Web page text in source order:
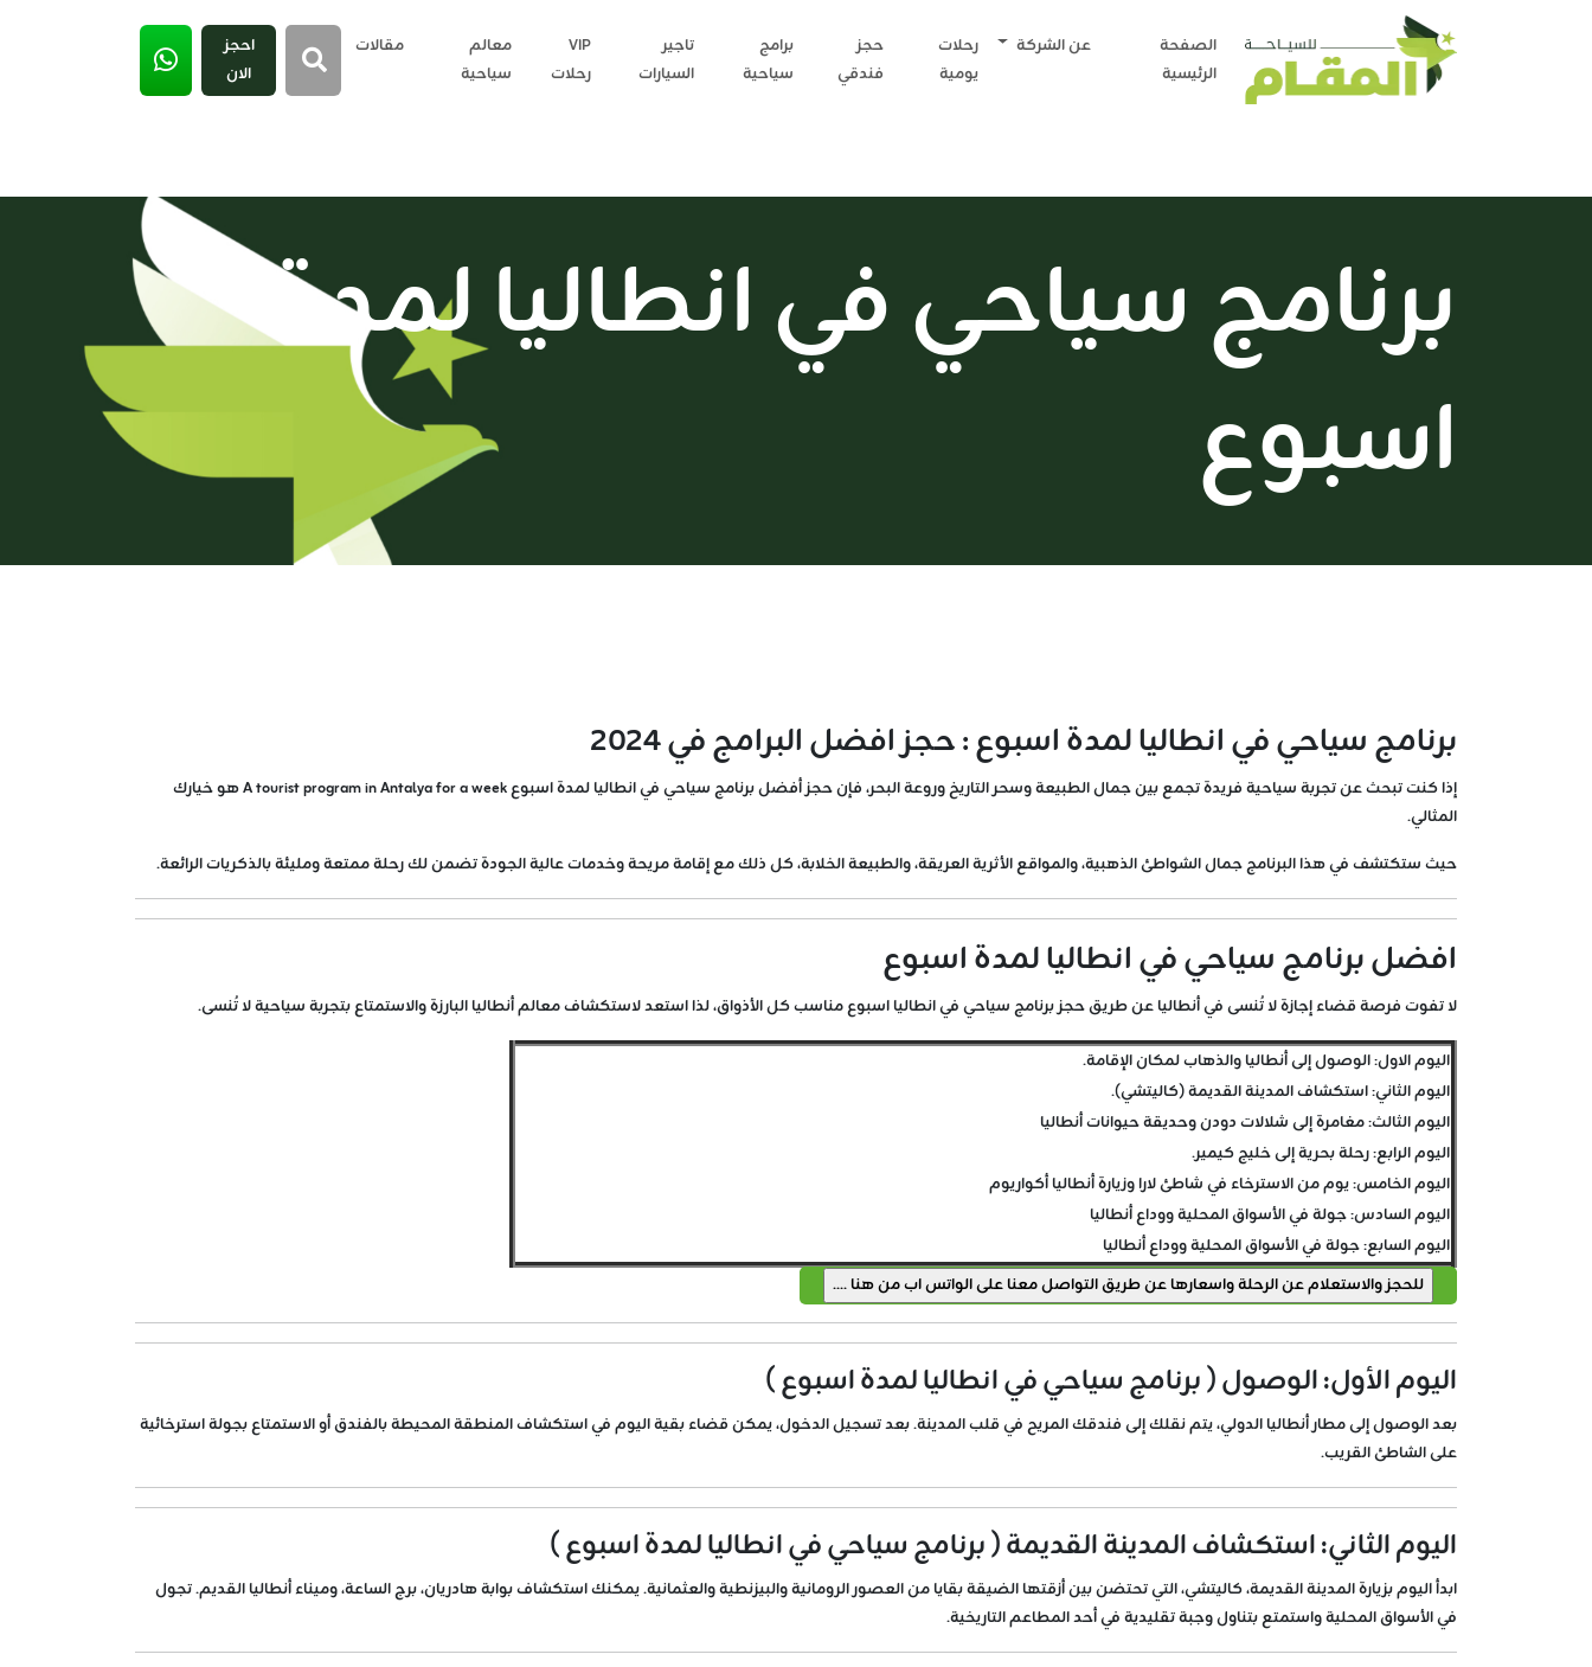
الصفحة
الرئيسية
عن الشركة
رحلات
يومية
حجز
فندقي
برامج
سياحية
تاجير
السيارات
VIP
رحلات
معالم
سياحية
مقالات
احجز
الان
برنامج سياحي في انطاليا لمدة
اسبوع
برنامج سياحي في انطاليا لمدة اسبوع : حجز افضل البرامج في 2024
إذا كنت تبحث عن تجربة سياحية فريدة تجمع بين جمال الطبيعة وسحر التاريخ وروعة البحر، فإن حجز أفضل برنامج سياحي في انطاليا لمدة اسبوع A tourist program in Antalya for a week هو خيارك
المثالي.
حيث ستكتشف في هذا البرنامج جمال الشواطئ الذهبية، والمواقع الأثرية العريقة، والطبيعة الخلابة، كل ذلك مع إقامة مريحة وخدمات عالية الجودة تضمن لك رحلة ممتعة ومليئة بالذكريات الرائعة.
افضل برنامج سياحي في انطاليا لمدة اسبوع
لا تفوت فرصة قضاء إجازة لا تُنسى في أنطاليا عن طريق حجز برنامج سياحي في انطاليا اسبوع مناسب كل الأذواق، لذا استعد لاستكشاف معالم أنطاليا البارزة والاستمتاع بتجربة سياحية لا تُنسى.
اليوم الاول: الوصول إلى أنطاليا والذهاب لمكان الإقامة.
اليوم الثاني: استكشاف المدينة القديمة (كاليتشي).
اليوم الثالث: مغامرة إلى شلالات دودن وحديقة حيوانات أنطاليا
اليوم الرابع: رحلة بحرية إلى خليج كيمير.
اليوم الخامس: يوم من الاسترخاء في شاطئ لارا وزيارة أنطاليا أكواريوم
اليوم السادس: جولة في الأسواق المحلية ووداع أنطاليا
اليوم السابع: جولة في الأسواق المحلية ووداع أنطاليا
اليوم الأول: الوصول ( برنامج سياحي في انطاليا لمدة اسبوع )
بعد الوصول إلى مطار أنطاليا الدولي، يتم نقلك إلى فندقك المريح في قلب المدينة. بعد تسجيل الدخول، يمكن قضاء بقية اليوم في استكشاف المنطقة المحيطة بالفندق أو الاستمتاع بجولة استرخائية
على الشاطئ القريب.
اليوم الثاني: استكشاف المدينة القديمة ( برنامج سياحي في انطاليا لمدة اسبوع )
ابدأ اليوم بزيارة المدينة القديمة، كاليتشي، التي تحتضن بين أزقتها الضيقة بقايا من العصور الرومانية والبيزنطية والعثمانية. يمكنك استكشاف بوابة هادريان، برج الساعة، وميناء أنطاليا القديم. تجول
في الأسواق المحلية واستمتع بتناول وجبة تقليدية في أحد المطاعم التاريخية.